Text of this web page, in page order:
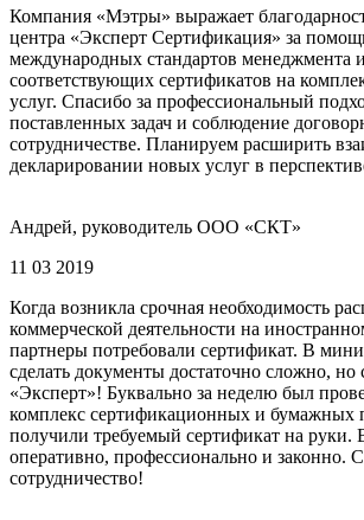
Компания «Мэтры» выражает
центра «Эксперт Сертификация» за
международных стандартов менеджмента
соответствующих сертификатов на
услуг. Спасибо за профессиональный
поставленных задач и соблюдение
сотрудничестве. Планируем расширить
декларировании новых услуг в
Андрей, руководитель ООО «СКТ»
11 03 2019
Когда возникла срочная необходимость
коммерческой деятельности на
партнеры потребовали сертификат. В
сделать документы достаточно сложно, но
«Эксперт»! Буквально за неделю был
комплекс сертификационных и бумажных
получили требуемый сертификат на руки.
оперативно, профессионально и законно.
сотрудничество!